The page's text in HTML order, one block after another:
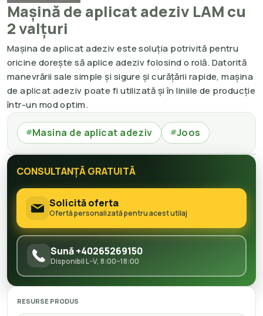
Mașină de aplicat adeziv LAM cu
2 valțuri
Mașina de aplicat adeziv este soluția potrivită pentru
oricine dorește să aplice adeziv folosind o rolă. Datorită
manevrării sale simple și sigure și curățării rapide, mașina
de aplicat adeziv poate fi utilizată și în liniile de producție
într-un mod optim.
#Masina de aplicat adeziv #Joos
CONSULTANȚĂ GRATUITĂ
Solicită oferta
Ofertă personalizată pentru acest utilaj
Sună +40265269150
Disponibil L–V, 8:00–18:00
RESURSE PRODUS